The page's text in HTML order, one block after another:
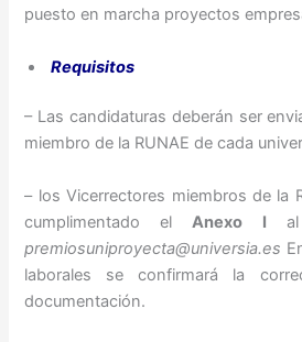
puesto en marcha proyectos
Requisitos
– Las candidaturas deberán ser
miembro de la RUNAE de cada
– los Vicerrectores miembros de la
cumplimentado elAnexo I al
premiosuniproyecta@universia.es
laborales se confirmará la
documentación.